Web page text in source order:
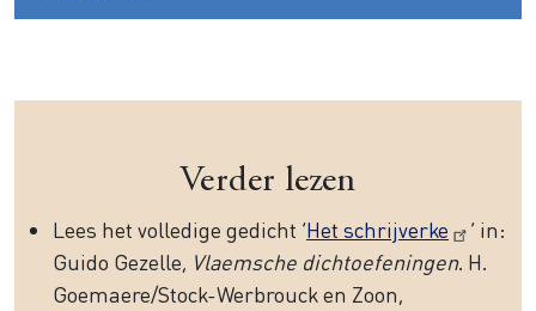
Verder lezen
Lees het volledige gedicht ‘Het schrijverke
’ in:
Guido Gezelle, Vlaemsche dichtoefeningen. H.
Goemaere/Stock-Werbrouck en Zoon,